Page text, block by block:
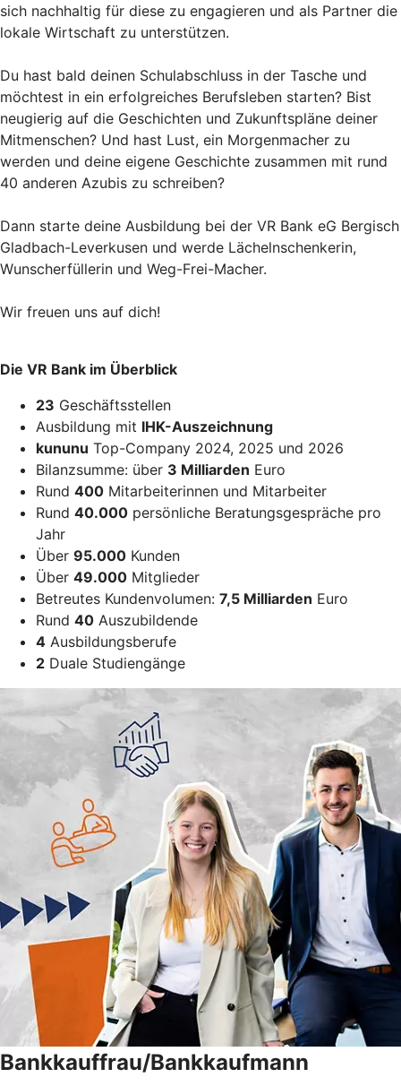
sich nachhaltig für diese zu engagieren und als Partner die
lokale Wirtschaft zu unterstützen.
Du hast bald deinen Schulabschluss in der Tasche und
möchtest in ein erfolgreiches Berufsleben starten? Bist
neugierig auf die Geschichten und Zukunftspläne deiner
Mitmenschen? Und hast Lust, ein Morgenmacher zu
werden und deine eigene Geschichte zusammen mit rund
40 anderen Azubis zu schreiben?
Dann starte deine Ausbildung bei der VR Bank eG Bergisch
Gladbach-Leverkusen und werde Lächelnschenkerin,
Wunscherfüllerin und Weg-Frei-Macher.
Wir freuen uns auf dich!
Die VR Bank im Überblick
23 Geschäftsstellen
Ausbildung mit IHK-Auszeichnung
kununu Top-Company 2024, 2025 und 2026
Bilanzsumme: über 3 Milliarden Euro
Rund 400 Mitarbeiterinnen und Mitarbeiter
Rund 40.000 persönliche Beratungsgespräche pro
Jahr
Über 95.000 Kunden
Über 49.000 Mitglieder
Betreutes Kundenvolumen: 7,5 Milliarden Euro
Rund 40 Auszubildende
4 Ausbildungsberufe
2 Duale Studiengänge
Bankkauffrau/Bankkaufmann